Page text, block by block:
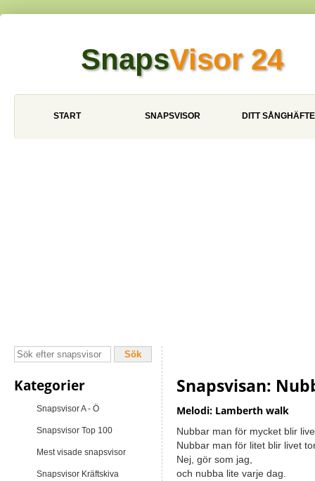
SnapsVisor 24
START SNAPSVISOR DITT SÅNGHÄFTE
Kategorier
Snapsvisor A - Ö
Snapsvisor Top 100
Mest visade snapsvisor
Snapsvisor Kräftskiva
Snapsvisan:
Melodi: Lamberth walk
Nubbar man för mycket blir
Nubbar man för litet blir livet
Nej, gör som jag,
och nubba lite varje dag.